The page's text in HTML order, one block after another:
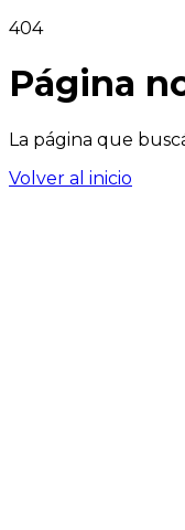
404
Página
La página que
Volver al inicio